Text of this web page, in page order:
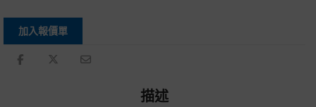
加入報價單
描述